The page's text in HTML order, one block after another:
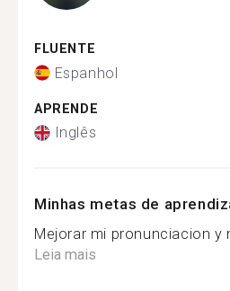
FLUENTE
Espanhol
APRENDE
Inglês
Minhas metas de
Mejorar mi pronunciacion y
Leia mais